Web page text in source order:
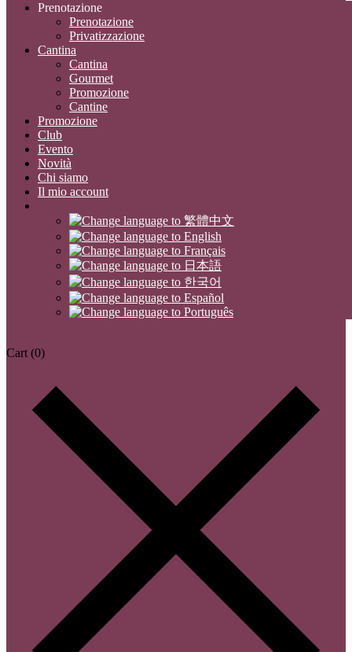
Prenotazione
Prenotazione
Privatizzazione
Cantina
Cantina
Gourmet
Promozione
Cantine
Promozione
Club
Evento
Novità
Chi siamo
Il mio account
Cart (0)